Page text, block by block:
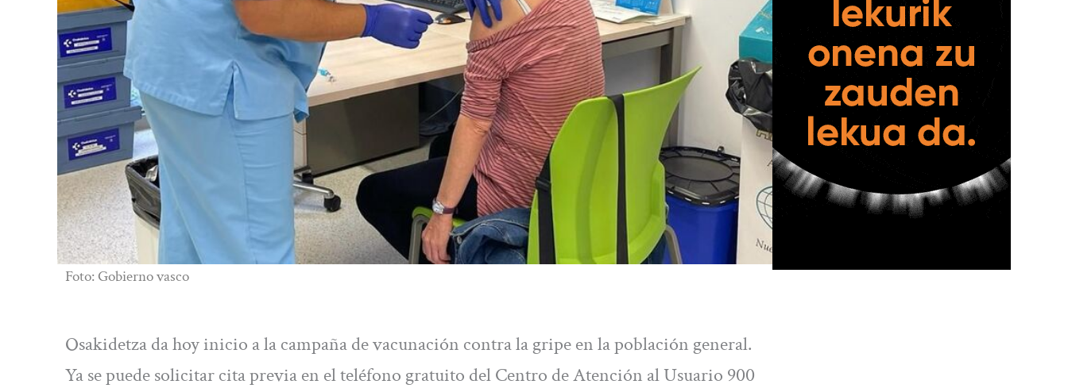
Foto: Gobierno vasco
Osakidetza da hoy inicio a la campaña de vacunación contra la gripe en la población general.
Ya se puede solicitar cita previa en el teléfono gratuito del Centro de Atención al Usuario 900